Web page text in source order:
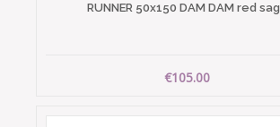
RUNNER 50x150 DAM DAM red
€105.00